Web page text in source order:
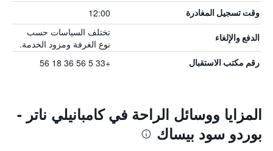
وقت تسجيل المغادرة 12:00
الدفع والإلغاء
تختلف السياسات حسب
نوع الغرفة ومزود الخدمة.
رقم مكتب الاستقبال +33 5 56 36 18 56
المزايا ووسائل الراحة في كامبانيلي ناتر -
بوردو سود بيساك